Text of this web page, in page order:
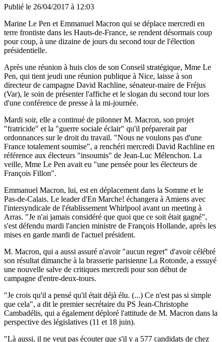
Publié le 26/04/2017 à 12:03
Marine Le Pen et Emmanuel Macron qui se déplace mercredi en
terre frontiste dans les Hauts-de-France, se rendent désormais coup
pour coup, à une dizaine de jours du second tour de l'élection
présidentielle.
Après une réunion à huis clos de son Conseil stratégique, Mme Le
Pen, qui tient jeudi une réunion publique à Nice, laisse à son
directeur de campagne David Rachline, sénateur-maire de Fréjus
(Var), le soin de présenter l'affiche et le slogan du second tour lors
d'une conférence de presse à la mi-journée.
Mardi soir, elle a continué de pilonner M. Macron, son projet
"fratricide" et la "guerre sociale éclair" qu'il préparerait par
ordonnances sur le droit du travail. "Nous ne voulons pas d'une
France totalement soumise", a renchéri mercredi David Rachline en
référence aux électeurs "insoumis" de Jean-Luc Mélenchon. La
veille, Mme Le Pen avait eu "une pensée pour les électeurs de
François Fillon".
Emmanuel Macron, lui, est en déplacement dans la Somme et le
Pas-de-Calais. Le leader d'En Marche! échangera à Amiens avec
l'intersyndicale de l'établissement Whirlpool avant un meeting à
Arras. "Je n'ai jamais considéré que quoi que ce soit était gagné",
s'est défendu mardi l'ancien ministre de François Hollande, après les
mises en garde mardi de l'actuel président.
M. Macron, qui a aussi assuré n'avoir "aucun regret" d'avoir célébré
son résultat dimanche à la brasserie parisienne La Rotonde, a essuyé
une nouvelle salve de critiques mercredi pour son début de
campagne d'entre-deux-tours.
"Je crois qu'il a pensé qu'il était déjà élu. (...) Ce n'est pas si simple
que cela", a dit le premier secrétaire du PS Jean-Christophe
Cambadélis, qui a également déploré l'attitude de M. Macron dans la
perspective des législatives (11 et 18 juin).
"Là aussi, il ne veut pas écouter que s'il y a 577 candidats de chez